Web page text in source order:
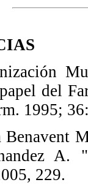
del
1995;
Benavent
A.
229.